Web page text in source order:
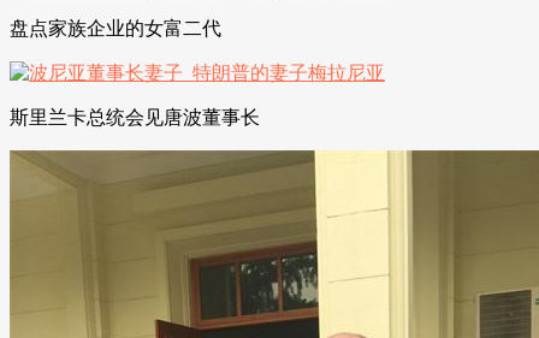
盘点家族企业的女富二代
斯里兰卡总统会见唐波董事长